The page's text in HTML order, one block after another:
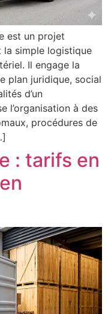
est un projet
la simple logistique
Il engage la
plan juridique, social
d’un
l’organisation à des
procédures de
: tarifs en